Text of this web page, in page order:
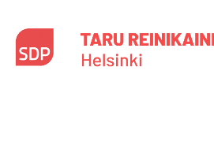
sisältöön